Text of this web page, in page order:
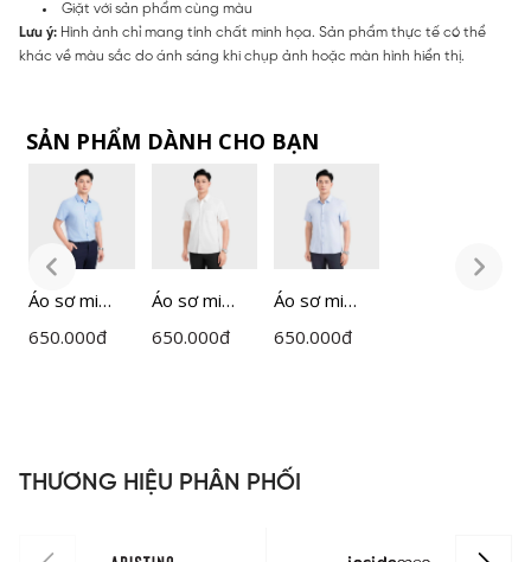
Giặt với sản phẩm cùng màu
Lưu ý: Hình ảnh chỉ mang tính chất minh họa. Sản phẩm thực tế có thể
khác về màu sắc do ánh sáng khi chụp ảnh hoặc màn hình hiển thị.
SẢN PHẨM DÀNH CHO BẠN
Áo sơ mi
ngắn tay
0
650.000đ
Áo sơ mi
ngắn tay
0
650.000đ
Áo sơ mi
ngắn tay
0
650.000đ
THƯƠNG HIỆU PHÂN PHỐI